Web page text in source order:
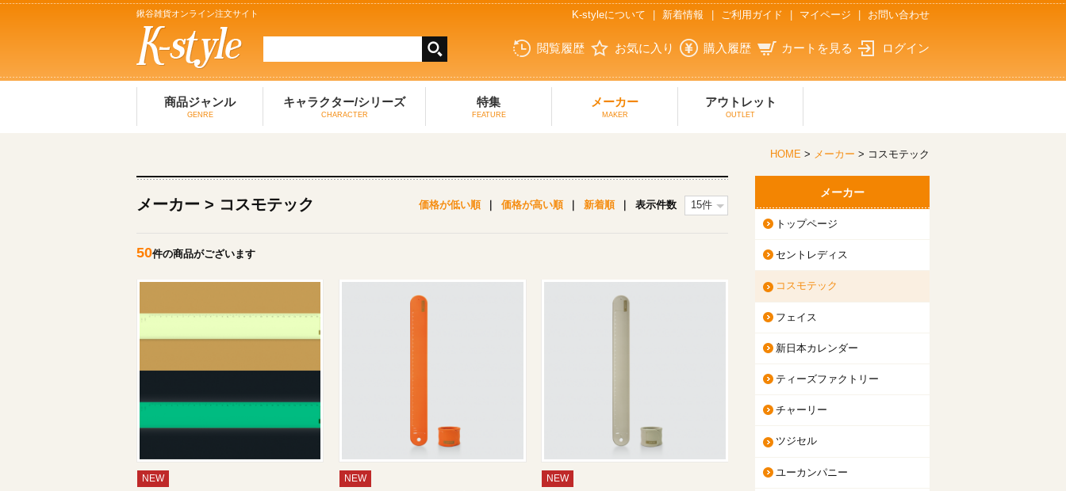
鍬谷雑貨オンライン注文サイト K-styleについて 新着情報 ご利用ガイド マイページ お問い合わせ
閲覧履歴 お気に入り 購入履歴 カートを見る ログイン
商品ジャンル
GENRE
キャラクター/シリーズ
CHARACTER
特集
FEATURE
メーカー
MAKER
アウトレット
OUTLET
HOME > メーカー > コスモテック
メーカー > コスモテック 価格が低い順 価格が高い順 新着順 表示件数
50件の商品がございます
NEW NEW NEW
メーカー
トップページ
セントレディス
コスモテック
フェイス
新日本カレンダー
ティーズファクトリー
チャーリー
ツジセル
ユーカンパニー